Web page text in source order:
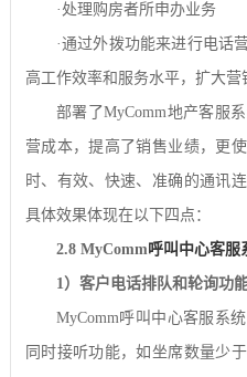
· 处理购房者所申办业务
·通过外拨功能来进行电话
高工作效率和服务水平，扩大营
部署了MyComm地产客服
营成本，提高了销售业绩，更
时、有效、快速、准确的通讯
具体效果体现在以下四点：
2.8 MyComm呼叫中心客服
1）客户电话排队和轮询功
MyComm呼叫中心客服系
同时接听功能，如坐席数量少